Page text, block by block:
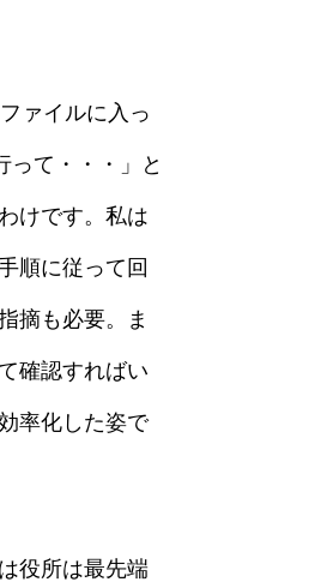
ァイルに入っ
って・・・」と
けです。私は
順に従って回
摘も必要。ま
確認すればい
率化した姿で
役所は最先端